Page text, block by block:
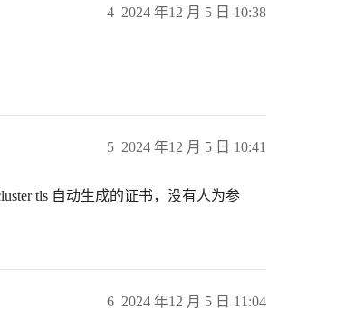
2024 年12 月 5 日 10:38
4
2024 年12 月 5 日 10:41
5
tls 自动生成的证书，没有人为参
2024 年12 月 5 日 11:04
6